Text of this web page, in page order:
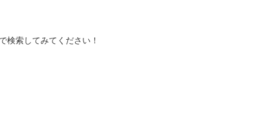
索してみてください！